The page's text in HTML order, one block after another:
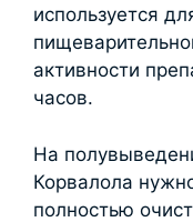
используется
активности
часов.
На
Корвалола
полностью